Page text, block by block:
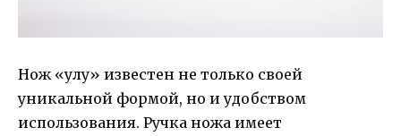
Нож «улу» известен не только своей
уникальной формой, но и удобством
использования. Ручка ножа имеет